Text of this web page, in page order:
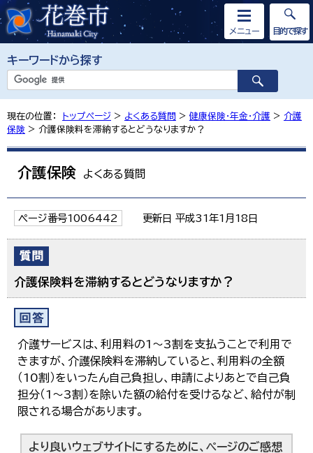
キーワードから探す
メニュー 目的で探す
現在の位置： トップページ > よくある質問 > 健康保険・年金・介護 > 介護
保険 > 介護保険料を滞納するとどうなりますか？
介護保険 よくある質問
ページ番号1006442 更新日 平成31年1月18日
介護保険料を滞納するとどうなりますか？
介護サービスは、利用料の1～3割を支払うことで利用で
きますが、介護保険料を滞納していると、利用料の全額
（10割）をいったん自己負担し、申請によりあとで自己負
担分（1～3割）を除いた額の給付を受けるなど、給付が制
限される場合があります。
より良いウェブサイトにするために、ページのご感想